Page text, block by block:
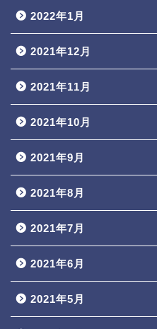
2022年1月
2021年12月
2021年11月
2021年10月
2021年9月
2021年8月
2021年7月
2021年6月
2021年5月